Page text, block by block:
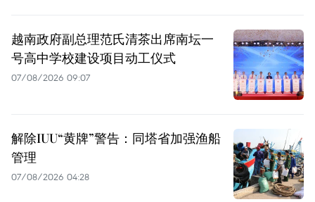
越南政府副总理范氏清茶出席南坛一
号高中学校建设项目动工仪式
07/08/2026 09:07
解除IUU“黄牌”警告：同塔省加强渔船
管理
07/08/2026 04:28